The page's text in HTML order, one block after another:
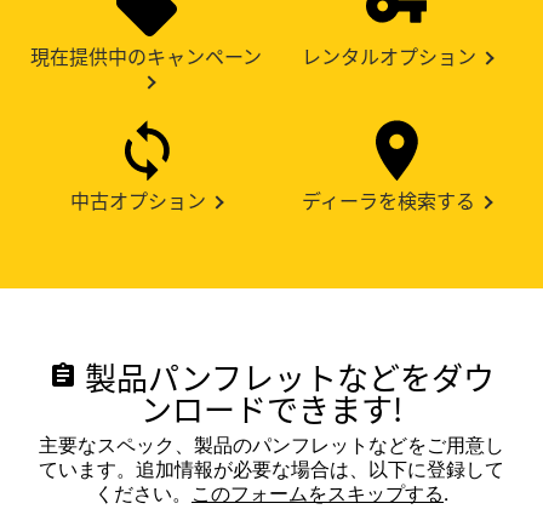
現在提供中のキャンペーン レンタルオプション
中古オプション ディーラを検索する
assignment 製品パンフレットなどをダウ
ンロードできます!
主要なスペック、製品のパンフレットなどをご用意し
ています。追加情報が必要な場合は、以下に登録して
ください。 このフォームをスキップする.